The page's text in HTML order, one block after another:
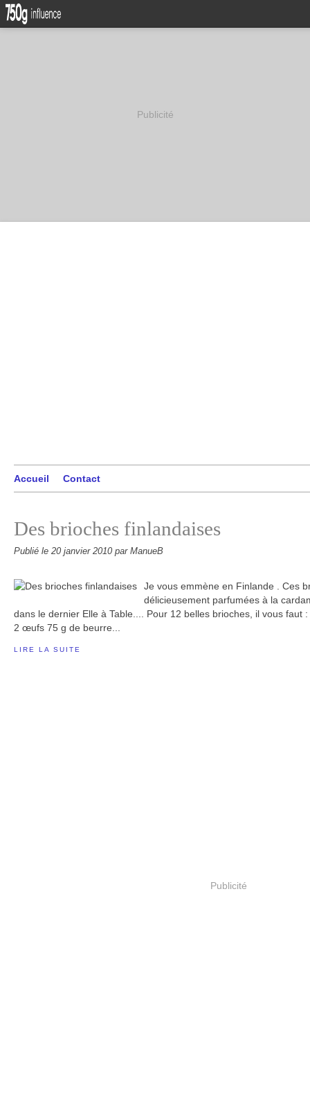
Publicité
Accueil Contact
Des brioches finlandaises
Publié le 20 janvier 2010 par ManueB
Je vous emmène en Finlande . Ces
délicieusement parfumées à la
dans le dernier Elle à Table.... Pour 12 belles brioches, il vous faut
2 œufs 75 g de beurre...
LIRE LA SUITE
Publicité